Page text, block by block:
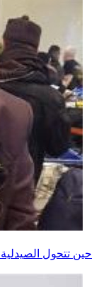
حين تتحول